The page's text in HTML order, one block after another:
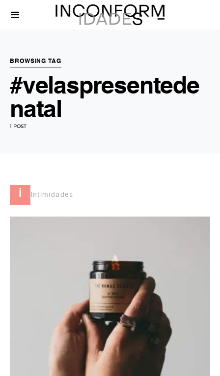
BROWSING TAG
#velaspresentede
natal
1 POST
i Intimidades